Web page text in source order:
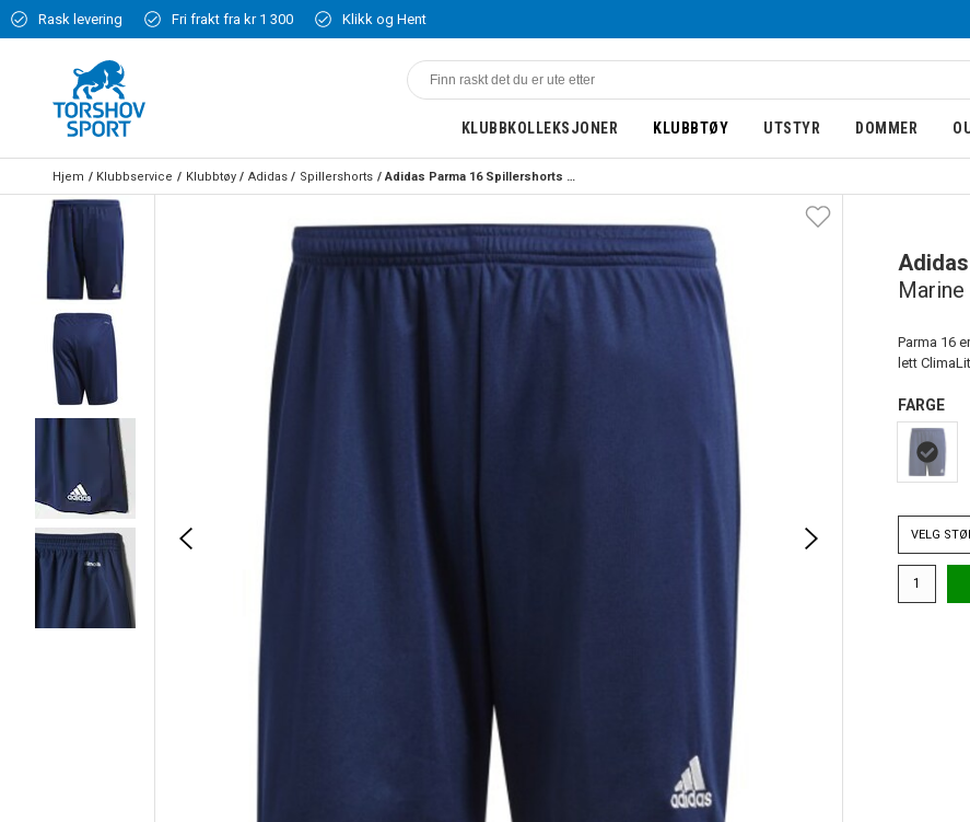
Rask levering Fri frakt fra kr 1 300 Klikk og Hent
KLUBBKOLLEKSJONER KLUBBTØY UTSTYR DOMMER
Hjem Klubbservice Klubbtøy Adidas Spillershorts Adidas Parma 16 Spillershorts Marine
Adidas
Marine
Parma 16
lett
FARGE
VELG